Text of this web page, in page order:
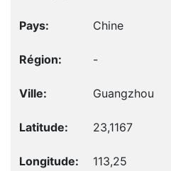
Chine
-
Guangzhou
23,1167
113,25